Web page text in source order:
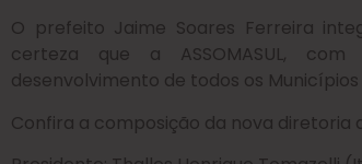
O prefeito Jaime Soares Ferreira
certeza que a ASSOMASUL,
desenvolvimento de todos os
Confira a composição da nova diretoria